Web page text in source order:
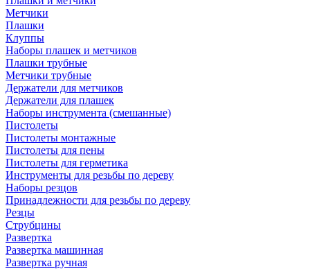
Метчики
Плашки
Клуппы
Наборы плашек и метчиков
Плашки трубные
Метчики трубные
Держатели для метчиков
Держатели для плашек
Наборы инструмента (смешанные)
Пистолеты
Пистолеты монтажные
Пистолеты для пены
Пистолеты для герметика
Инструменты для резьбы по дереву
Наборы резцов
Принадлежности для резьбы по дереву
Резцы
Струбцины
Развертка
Развертка машинная
Развертка ручная